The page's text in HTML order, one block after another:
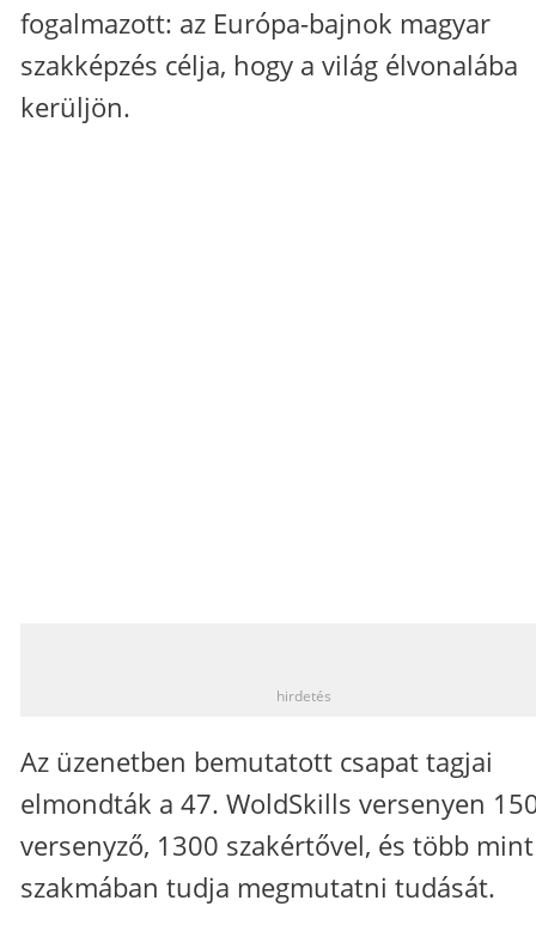
fogalmazott: az Európa-bajnok magyar
szakképzés célja, hogy a világ élvonalába
kerüljön.
hirdetés
Az üzenetben bemutatott csapat tagjai
elmondták a 47. WoldSkills versenyen
versenyző, 1300 szakértővel, és több
szakmában tudja megmutatni tudását.